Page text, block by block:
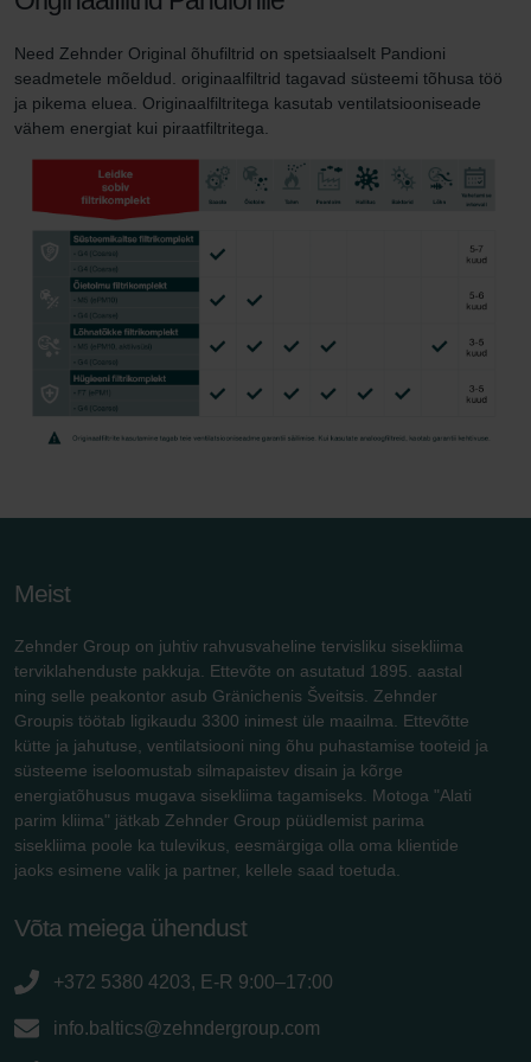
Need Zehnder Original õhufiltrid on spetsiaalselt Pandioni
seadmetele mõeldud. originaalfiltrid tagavad süsteemi tõhusa töö
ja pikema eluea. Originaalfiltritega kasutab ventilatsiooniseade
vähem energiat kui piraatfiltritega.
Meist
Zehnder Group on juhtiv rahvusvaheline tervisliku sisekliima
terviklahenduste pakkuja. Ettevõte on asutatud 1895. aastal
ning selle peakontor asub Gränichenis Šveitsis. Zehnder
Groupis töötab ligikaudu 3300 inimest üle maailma. Ettevõtte
kütte ja jahutuse, ventilatsiooni ning õhu puhastamise tooteid ja
süsteeme iseloomustab silmapaistev disain ja kõrge
energiatõhusus mugava sisekliima tagamiseks. Motoga "Alati
parim kliima" jätkab Zehnder Group püüdlemist parima
sisekliima poole ka tulevikus, eesmärgiga olla oma klientide
jaoks esimene valik ja partner, kellele saad toetuda.
Võta meiega ühendust
+372 5380 4203, E-R 9:00–17:00
info.baltics@zehndergroup.com